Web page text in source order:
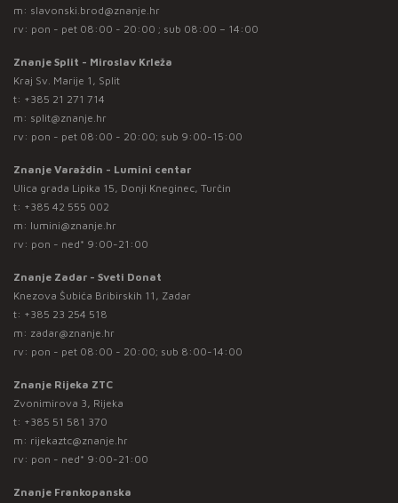
m: slavonski.brod@znanje.hr
rv: pon - pet 08:00 - 20:00 ; sub 08:00 – 14:00
Znanje Split - Miroslav Krleža
Kraj Sv. Marije 1, Split
t: +385 21 271 714
m: split@znanje.hr
rv: pon - pet 08:00 - 20:00; sub 9:00-15:00
Znanje Varaždin - Lumini centar
Ulica grada Lipika 15, Donji Kneginec, Turčin
t: +385 42 555 002
m: lumini@znanje.hr
rv: pon - ned* 9:00-21:00
Znanje Zadar - Sveti Donat
Knezova Šubića Bribirskih 11, Zadar
t: +385 23 254 518
m: zadar@znanje.hr
rv: pon - pet 08:00 - 20:00; sub 8:00-14:00
Znanje Rijeka ZTC
Zvonimirova 3, Rijeka
t: +385 51 581 370
m: rijekaztc@znanje.hr
rv: pon - ned* 9:00-21:00
Znanje Frankopanska